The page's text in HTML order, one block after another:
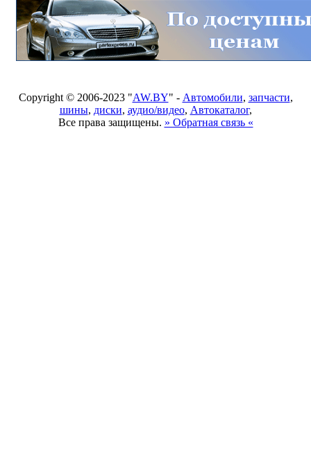
Copyright © 2006-2023 "AW.BY" - Автомобили, запчасти,
шины, диски, аудио/видео, Автокаталог,
Все права защищены. » Обратная связь «